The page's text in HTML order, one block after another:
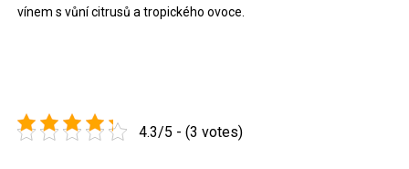
vínem s vůní citrusů a tropického ovoce.
4.3/5 - (3 votes)